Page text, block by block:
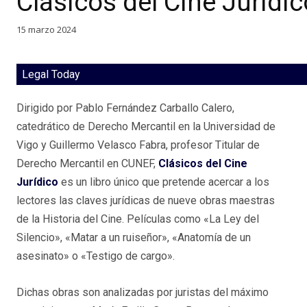
15 marzo 2024
Legal Today
Dirigido por Pablo Fernández Carballo Calero,
catedrático de Derecho Mercantil en la Universidad de
Vigo y Guillermo Velasco Fabra, profesor Titular de
Derecho Mercantil en CUNEF, Clásicos del Cine
Jurídico es un libro único que pretende acercar a los
lectores las claves jurídicas de nueve obras maestras
de la Historia del Cine. Películas como «La Ley del
Silencio», «Matar a un ruiseñor», «Anatomía de un
asesinato» o «Testigo de cargo».
Dichas obras son analizadas por juristas del máximo